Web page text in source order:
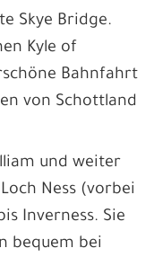
Skye Bridge.
Kyle of
Bahnfahrt
von Schottland
und weiter
Ness (vorbei
Inverness. Sie
bequem bei